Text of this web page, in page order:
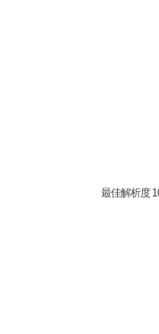
最佳解析度